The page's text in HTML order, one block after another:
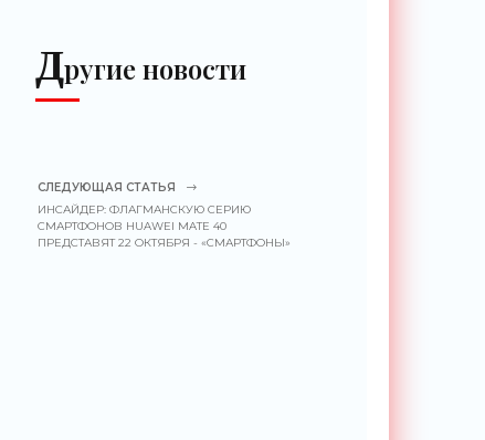
Другие новости
СЛЕДУЮЩАЯ СТАТЬЯ
ИНСАЙДЕР: ФЛАГМАНСКУЮ СЕРИЮ
СМАРТФОНОВ HUAWEI MATE 40
ПРЕДСТАВЯТ 22 ОКТЯБРЯ - «СМАРТФОНЫ»